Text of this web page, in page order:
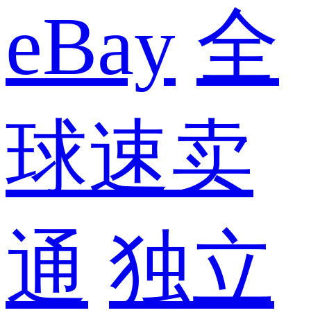
eBay 全
球速卖
通 独立